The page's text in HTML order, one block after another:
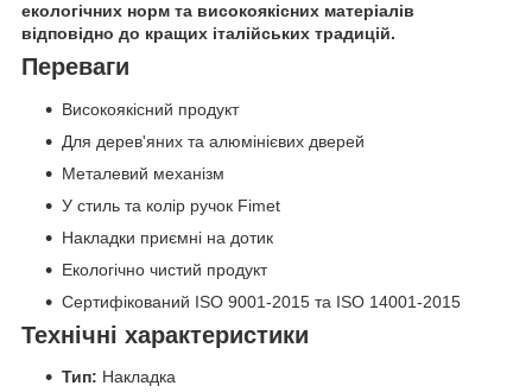
екологічних норм та високоякісних матеріалів
відповідно до кращих італійських традицій.
Переваги
Високоякісний продукт
Для дерев'яних та алюмінієвих дверей
Металевий механізм
У стиль та колір ручок Fimet
Накладки приємні на дотик
Екологічно чистий продукт
Сертифікований ISO 9001-2015 та ISO 14001-2015
Технічні характеристики
Тип: Накладка